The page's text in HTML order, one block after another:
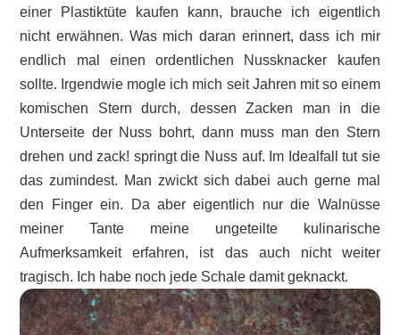
einer Plastiktüte kaufen kann, brauche ich eigentlich
nicht erwähnen. Was mich daran erinnert, dass ich mir
endlich mal einen ordentlichen Nussknacker kaufen
sollte. Irgendwie mogle ich mich seit Jahren mit so einem
komischen Stern durch, dessen Zacken man in die
Unterseite der Nuss bohrt, dann muss man den Stern
drehen und zack! springt die Nuss auf. Im Idealfall tut sie
das zumindest. Man zwickt sich dabei auch gerne mal
den Finger ein. Da aber eigentlich nur die Walnüsse
meiner Tante meine ungeteilte kulinarische
Aufmerksamkeit erfahren, ist das auch nicht weiter
tragisch. Ich habe noch jede Schale damit geknackt.